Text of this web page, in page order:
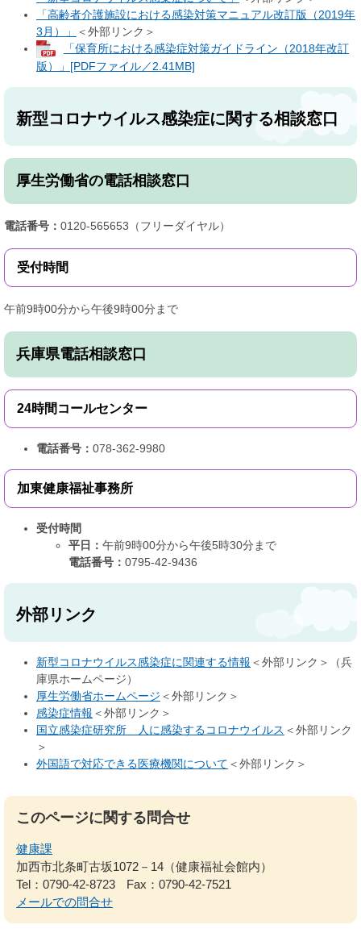
「高齢者介護施設における感染対策マニュアル改訂版（2019年
3月）」
＜外部リンク＞
「保育所における感染症対策ガイドライン（2018年改訂
版）」[PDFファイル／2.41MB]
新型コロナウイルス感染症に関する相談窓口
厚生労働省の電話相談窓口
電話番号： 0120-565653（フリーダイヤル）
受付時間
午前9時00分から午後9時00分まで
兵庫県電話相談窓口
24時間コールセンター
電話番号： 078-362-9980
加東健康福祉事務所
受付時間
平日： 午前9時00分から午後5時30分まで
電話番号： 0795-42-9436
外部リンク
新型コロナウイルス感染症に関連する情報 ＜外部リンク＞
（兵
庫県ホームページ）
厚生労働省ホームページ ＜外部リンク＞
感染症情報 ＜外部リンク＞
国立感染症研究所 人に感染するコロナウイルス ＜外部リンク
＞
外国語で対応できる医療機関について ＜外部リンク＞
このページに関する問合せ
健康課
加西市北条町古坂1072－14（健康福祉会館内）
Tel：0790-42-8723
Fax：0790-42-7521
メールでの問合せ